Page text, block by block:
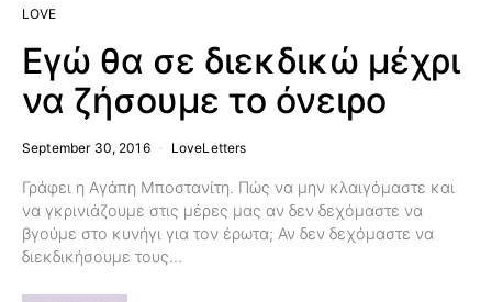
LOVE
Εγώ θα σε διεκδικώ μέχρι
να ζήσουμε το όνειρο
September 30, 2016 LoveLetters
Γράφει η Αγάπη Μποστανίτη. Πώς να μην κλαιγόμαστε και
να γκρινιάζουμε στις μέρες μας αν δεν δεχόμαστε να
βγούμε στο κυνήγι για τον έρωτα; Αν δεν δεχόμαστε να
διεκδικήσουμε τους…